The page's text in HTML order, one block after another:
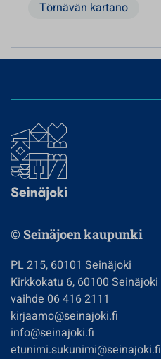
Törnävän kartano
© Seinäjoen kaupunki
PL 215, 60101 Seinäjoki
Kirkkokatu 6, 60100 Seinäjoki
vaihde 06 416 2111
kirjaamo@seinajoki.fi
info@seinajoki.fi
etunimi.sukunimi@seinajoki.fi